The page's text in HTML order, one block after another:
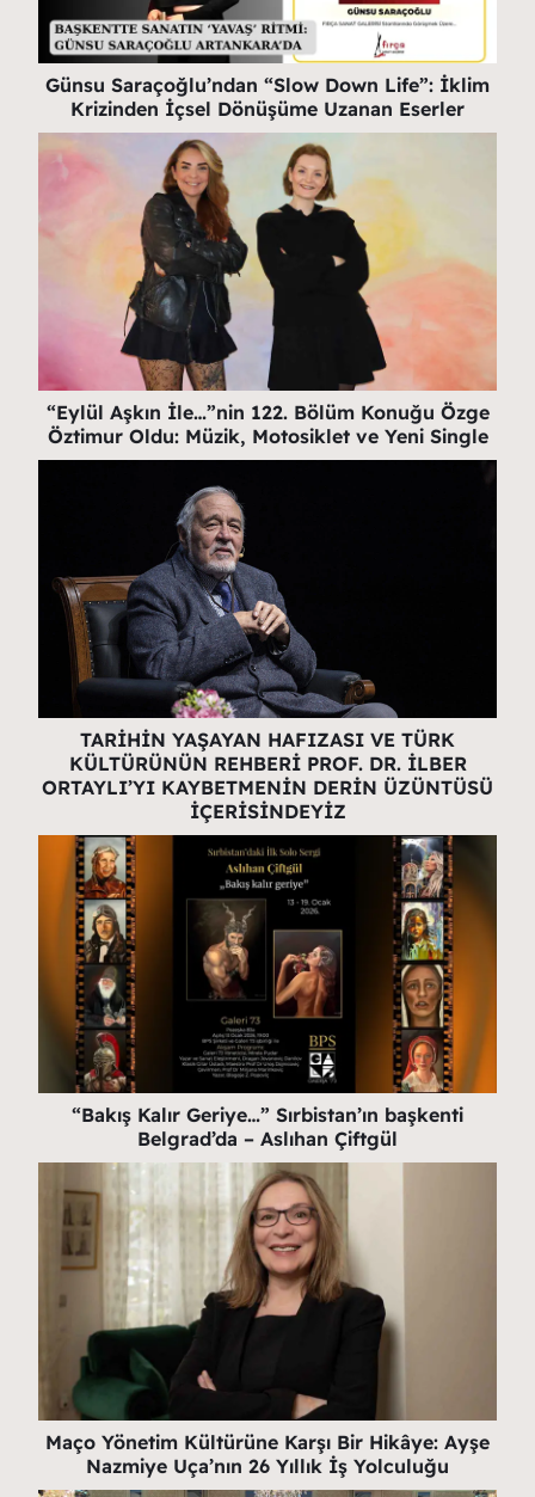
Günsu Saraçoğlu’ndan “Slow Down Life”: İklim
Krizinden İçsel Dönüşüme Uzanan Eserler
“Eylül Aşkın İle…”nin 122. Bölüm Konuğu Özge
Öztimur Oldu: Müzik, Motosiklet ve Yeni Single
TARİHİN YAŞAYAN HAFIZASI VE TÜRK
KÜLTÜRÜNÜN REHBERİ PROF. DR. İLBER
ORTAYLI’YI KAYBETMENİN DERİN ÜZÜNTÜSÜ
İÇERİSİNDEYİZ
“Bakış Kalır Geriye…” Sırbistan’ın başkenti
Belgrad’da – Aslıhan Çiftgül
Maço Yönetim Kültürüne Karşı Bir Hikâye: Ayşe
Nazmiye Uça’nın 26 Yıllık İş Yolculuğu